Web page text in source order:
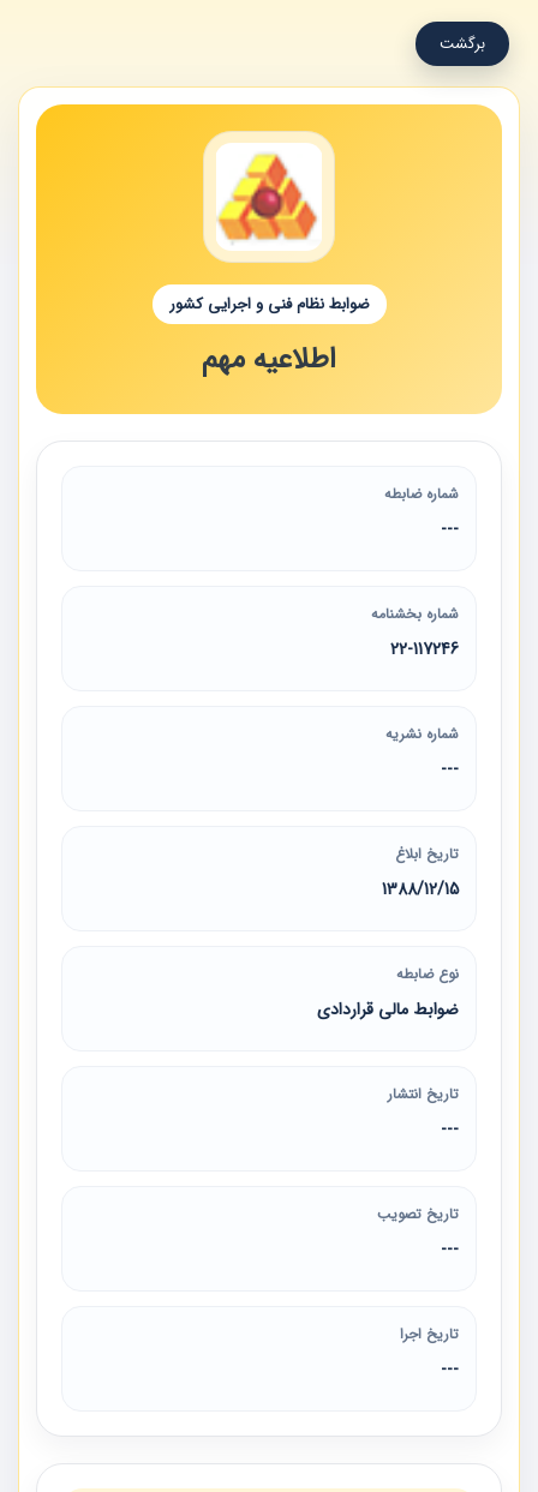
برگشت
ضوابط نظام فنی و اجرایی کشور
اطلاعیه مهم
شماره ضابطه
---
شماره بخشنامه
22-117246
شماره نشریه
---
تاریخ ابلاغ
1388/12/15
نوع ضابطه
ضوابط مالی قراردادی
تاریخ انتشار
---
تاریخ تصویب
---
تاریخ اجرا
---